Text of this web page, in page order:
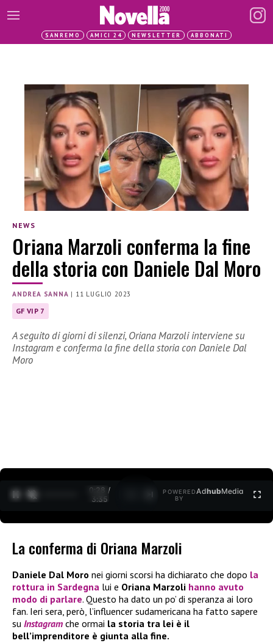
SANREMO AMICI 24 NEWSLETTER ABBONATI
NEWS
Oriana Marzoli conferma la fine
della storia con Daniele Dal Moro
ANDREA SANNA | 11 LUGLIO 2023
GF VIP 7
A seguito di giorni di silenzi, Oriana Marzoli interviene su
Instagram e conferma la fine della storia con Daniele Dal
Moro
0:30 /
3:35
POWERED
BY
AdhubMedia
La conferma di Oriana Marzoli
Daniele Dal Moro nei giorni scorsi ha dichiarato che dopo la
rottura in Sardegna lui e Oriana Marzoli hanno avuto
modo di parlare. Questo ha dato un po’ di speranza ai loro
fan. Ieri sera, però, l’influencer sudamericana ha fatto sapere
su Instagram che ormai la storia tra lei è il
bell’imprenditore è giunta alla fine.